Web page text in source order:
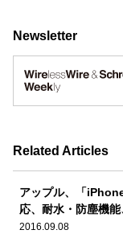
Newsletter
Related Articles
アップル、「
応、耐水・防塵機
2016.09.08